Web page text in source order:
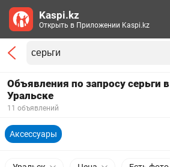
Объявления по запросу серьги в
Уральске
11 объявлений
Аксессуары
Kaspi.kz
Открыть в Приложении Kaspi.kz